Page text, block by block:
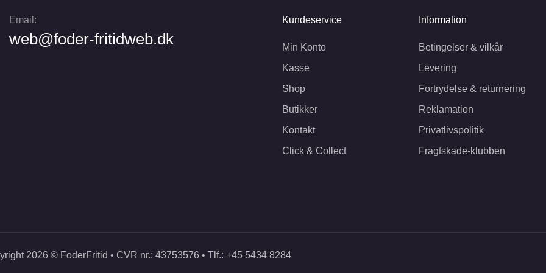
Email:
web@foder-fritidweb.dk
Kundeservice
Min Konto
Kasse
Shop
Butikker
Kontakt
Click & Collect
Information
Betingelser & vilkår
Levering
Fortrydelse & returnering
Reklamation
Privatlivspolitik
Fragtskade-klubben
2026 © FoderFritid • CVR nr.: 43753576 • Tlf.: +45 5434 8284